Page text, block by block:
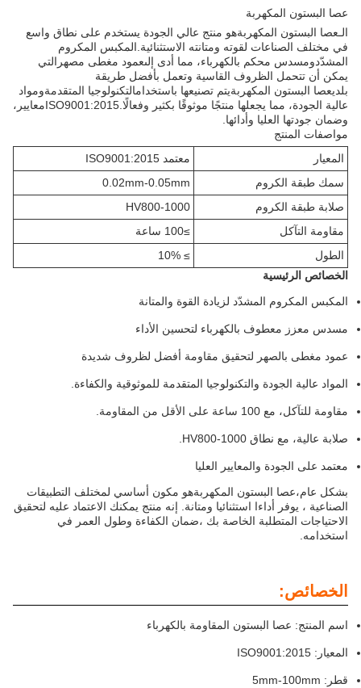
عصا البستون المكهربة
الـعصا البستون المكهربةهو منتج عالي الجودة يستخدم على نطاق واسع
في مختلف الصناعات لقوته ومتانته الاستثنائية.المكبس المكروم
المشدّدومسدس محكم بالكهرباء، مما أدى إلىعمود مغطى مصهرالتي
يمكن أن تتحمل الظروف القاسية وتعمل بأفضل طريقة
بلديعصا البستون المكهربةيتم تصنيعها باستخدامالتكنولوجيا المتقدمةومواد
عالية الجودة، مما يجعلها منتجًا موثوقًا بكثير وفعالًا.ISO9001:2015معايير،
وضمان جودتها العليا وأدائها.
مواصفات المنتج
المعيار
معتمد ISO9001:2015
سمك طبقة الكروم
0.02mm-0.05mm
صلابة طبقة الكروم
HV800-1000
مقاومة التآكل
≥100 ساعة
الطول
≥ 10%
الخصائص الرئيسية
المكبس المكروم المشدّد لزيادة القوة والمتانة
مسدس معزز معطوف بالكهرباء لتحسين الأداء
عمود مغطى بالصهر لتحقيق مقاومة أفضل لظروف شديدة
المواد عالية الجودة والتكنولوجيا المتقدمة للموثوقية والكفاءة.
مقاومة للتآكل، مع 100 ساعة على الأقل من المقاومة.
صلابة عالية، مع نطاق HV800-1000.
معتمد على الجودة والمعايير العليا
بشكل عام،عصا البستون المكهربةهو مكون أساسي لمختلف التطبيقات
الصناعية ، يوفر أداءا استثنائيا ومتانة. إنه منتج يمكنك الاعتماد عليه لتحقيق
الاحتياجات المتطلبة الخاصة بك ،ضمان الكفاءة وطول العمر في
استخدامه.
الخصائص:
اسم المنتج: عصا البستون المقاومة بالكهرباء
المعيار: ISO9001:2015
قطر: 5mm-100mm